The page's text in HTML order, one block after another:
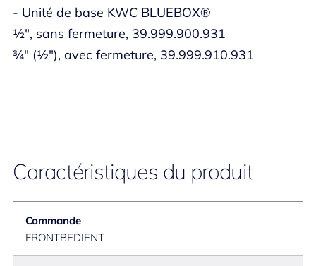
- Unité de base KWC BLUEBOX®
½", sans fermeture, 39.999.900.931
¾" (½"), avec fermeture, 39.999.910.931
Caractéristiques du produit
Commande
FRONTBEDIENT